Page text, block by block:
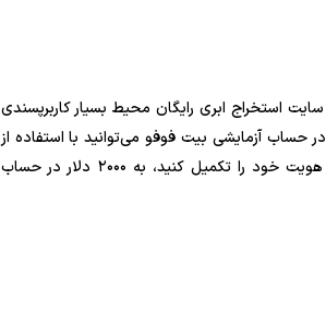
این سایت استخراج ابری رایگان محیط بسیار کاربرپسندی
حساب آزمایشی بیت فوفو می‌توانید با استفاده از
۱۰۰۰ دلار و قرارداد ۱ روزه، این سایت را مورد بررسی قرار دهید. درصورتی‌که در آن روز، احراز هویت خود را تکمیل کنید، به ۲۰۰۰ دلار در حساب